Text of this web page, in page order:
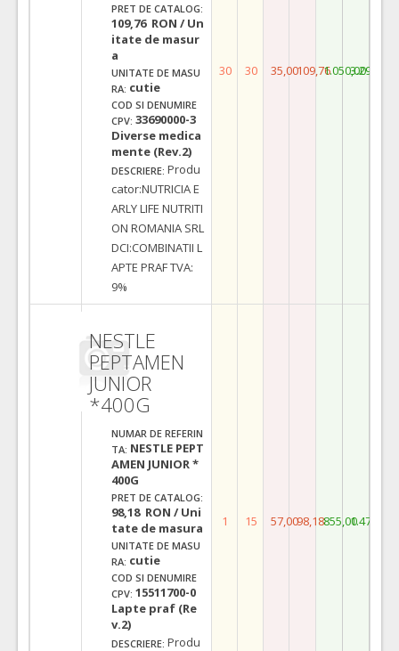
PRET DE CATALOG:
109,76 RON / Un
itate de masur
a
UNITATE DE MASU
RA: cutie
COD SI DENUMIRE
CPV: 33690000-3
Diverse medica
mente (Rev.2)
DESCRIERE: Produ
cator:NUTRICIA E
ARLY LIFE NUTRITI
ON ROMANIA SRL
DCI:COMBINATII L
APTE PRAF TVA:
9%
30 30 35,00109,761.050,003.292,80
NESTLE
PEPTAMEN
JUNIOR
*400G
NUMAR DE REFERIN
TA: NESTLE PEPT
AMEN JUNIOR *
400G
PRET DE CATALOG:
98,18 RON / Uni
tate de masura
UNITATE DE MASU
RA: cutie
COD SI DENUMIRE
CPV: 15511700-0
Lapte praf (Re
v.2)
DESCRIERE: Produ
1 15 57,0098,18855,001.472,70